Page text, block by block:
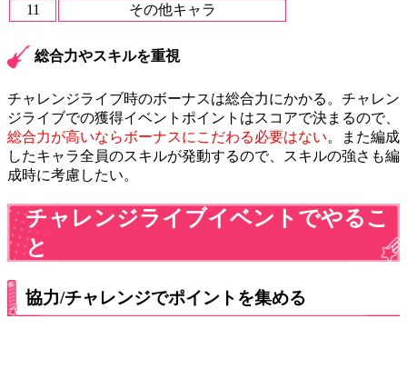
11
その他キャラ
総合力やスキルを重視
チャレンジライブ時のボーナスは総合力にかかる。 チャレン
ジライブでの獲得イベントポイントはスコアで決まるので、
総合力が高いならボーナスにこだわる必要はない。また編成
したキャラ全員のスキルが発動するので、スキルの強さも編
成時に考慮したい。
チャレンジライブイベントでやるこ
と
協力/チャレンジでポイントを集める